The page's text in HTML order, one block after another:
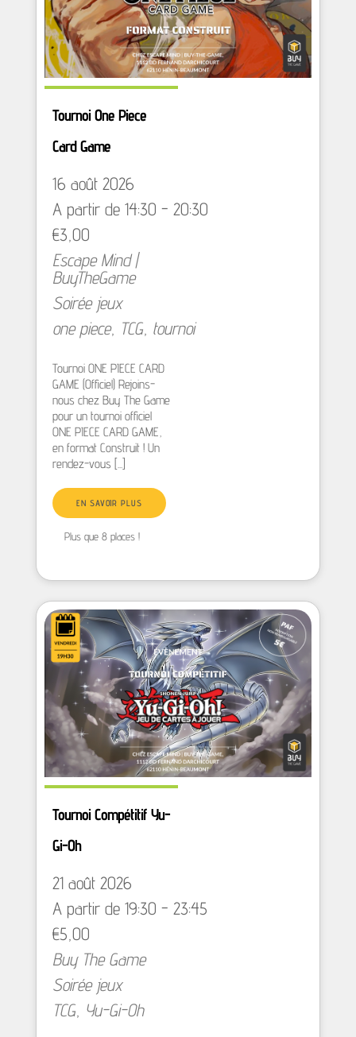
Tournoi One Piece
Card Game
16 août 2026
A partir de 14:30 - 20:30
€3,00
Escape Mind |
BuyTheGame
Soirée jeux
one piece, TCG, tournoi
Tournoi ONE PIECE CARD
GAME (Officiel) Rejoins-
nous chez Buy The Game
pour un tournoi officiel
ONE PIECE CARD GAME,
en format Construit ! Un
rendez-vous [...]
EN SAVOIR PLUS
Plus que 8 places !
Tournoi Compétitif Yu-
Gi-Oh
21 août 2026
A partir de 19:30 - 23:45
€5,00
Buy The Game
Soirée jeux
TCG, Yu-Gi-Oh